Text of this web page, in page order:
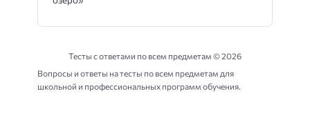
Тесты с ответами по всем предметам ©2026
Вопросы и ответы на тесты по всем предметам для
школьной и профессиональных программ обучения.